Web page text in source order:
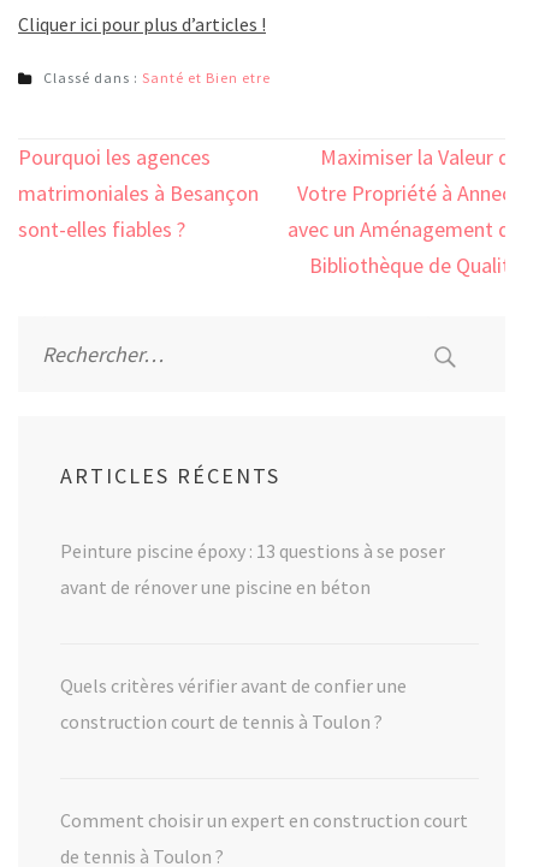
Cliquer ici pour plus d’articles !
Classé dans : Santé et Bien etre
Navigation
de
l’article
Pourquoi les agences
matrimoniales à Besançon
sont-elles fiables ?
Maximiser la Valeur de
Votre Propriété à Annecy
avec un Aménagement de
Bibliothèque de Qualité
ARTICLES RÉCENTS
Peinture piscine époxy : 13 questions à se poser
avant de rénover une piscine en béton
Quels critères vérifier avant de confier une
construction court de tennis à Toulon ?
Comment choisir un expert en construction court
de tennis à Toulon ?